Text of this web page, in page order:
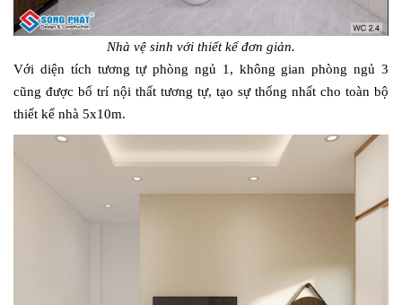
Nhà vệ sinh với thiết kế đơn giản.
Với diện tích tương tự phòng ngủ 1, không gian phòng ngủ 3
cũng được bố trí nội thất tương tự, tạo sự thống nhất cho toàn bộ
thiết kế nhà 5x10m.